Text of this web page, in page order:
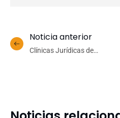
Noticia anterior
Clínicas Jurídicas de